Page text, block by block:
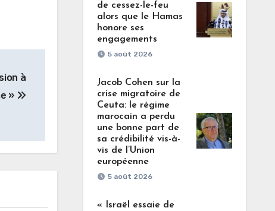
à
»
de cessez-le-feu
alors que le Hamas
honore ses
engagements
5 août 2026
Jacob Cohen sur la
crise migratoire de
Ceuta: le régime
marocain a perdu
une bonne part de
sa crédibilité vis-à-
vis de l’Union
européenne
5 août 2026
« Israël essaie de